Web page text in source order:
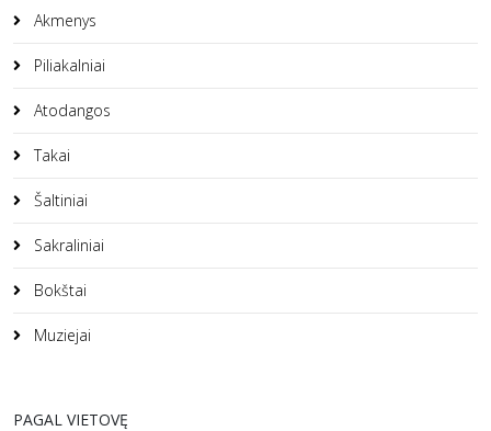
Akmenys
Piliakalniai
Atodangos
Takai
Šaltiniai
Sakraliniai
Bokštai
Muziejai
PAGAL VIETOVĘ